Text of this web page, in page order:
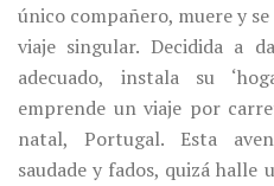
único compañero, muere y
viaje singular. Decidida a
adecuado, instala su
emprende un viaje por
natal, Portugal. Esta
saudade y fados, quizá